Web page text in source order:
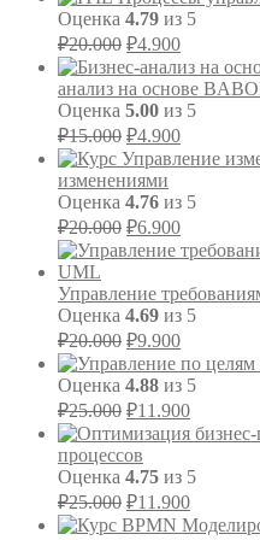
составляла
₽14.000.
₽4.900.
Оценка 4.79 из 5
₽20.000 Первоначальная
цена
составляла
₽20.000.
₽4.900Текущая
цена:
₽4.900.
анализ на основе
Оценка 5.00 из 5
₽15.000 Первоначальная
цена
составляла
₽15.000.
₽4.900Текущая
цена:
изменениями
Оценка 4.76 из 5
₽20.000 Первоначальная
цена
составляла
₽20.000.
₽6.900Текущая
цена:
Управление
Оценка 4.69 из 5
₽20.000 Первоначальная
цена
составляла
₽20.000.
₽9.900Текущая
цена:
₽9.900.
Оценка 4.88 из 5
₽25.000 Первоначальная
цена
составляла
₽25.000.
₽11.900Текущая
цена:
процессов
Оценка 4.75 из 5
₽25.000 Первоначальная
цена
₽11.900Текущая
цена: